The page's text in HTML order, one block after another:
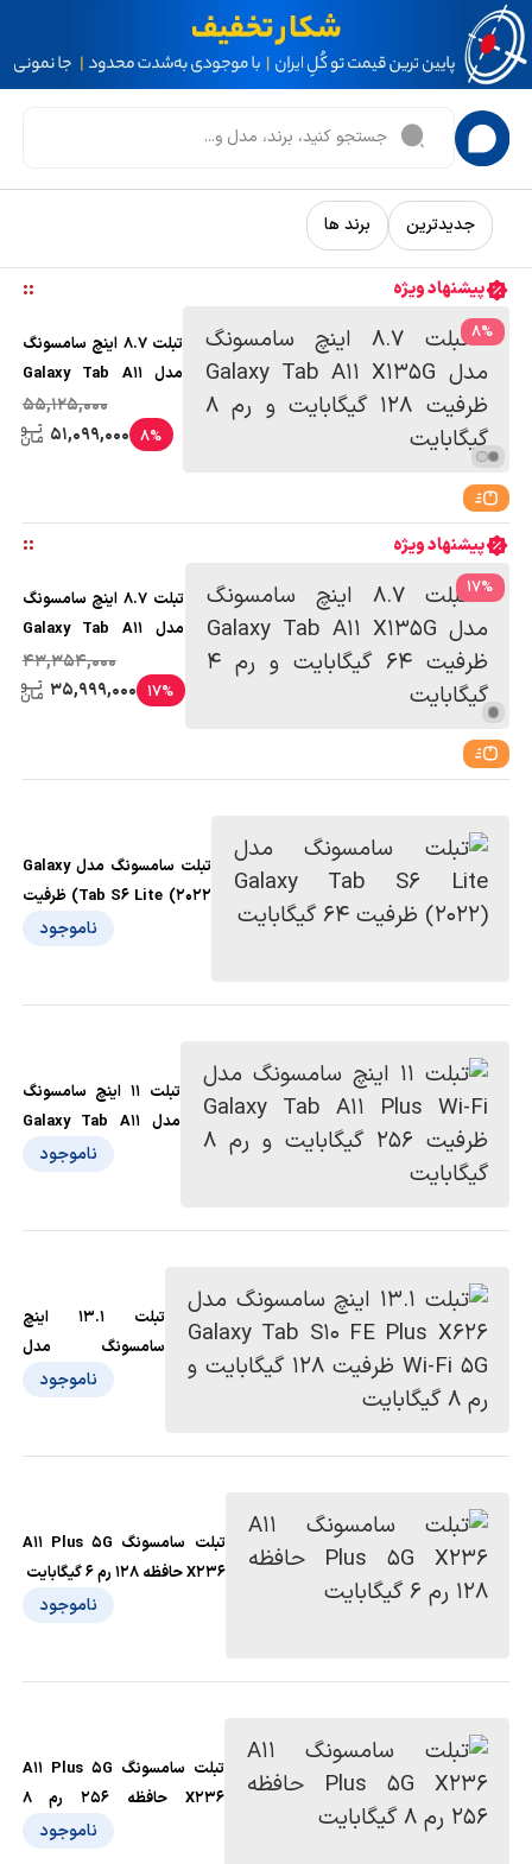
جدیدترین برند ها
پیشنهاد ویژه ::
%
8
تبلت 8.7 اینچ سامسونگ
مدل Galaxy Tab A11
X135G ظرفیت 128
گیگابایت و رم 8 گیگابایت
55,125,000
8%
51,099,000
پیشنهاد ویژه ::
%
17
تبلت 8.7 اینچ سامسونگ
مدل Galaxy Tab A11
X135G ظرفیت 64
گیگابایت و رم 4 گیگابایت
43,354,000
17%
35,999,000
تبلت سامسونگ مدل Galaxy
Tab S6 Lite (2022) ظرفیت
ناموجود
تبلت 11 اینچ سامسونگ
مدل Galaxy Tab A11
Plus Wi-Fi ظرفیت 256
ناموجود
تبلت 13.1 اینچ
سامسونگ مدل
Galaxy Tab S10 FE
ناموجود
تبلت سامسونگ A11 Plus 5G
X236 حافظه 128 رم 6 گیگابایت
ناموجود
تبلت سامسونگ A11 Plus 5G
X236 حافظه 256 رم 8
ناموجود